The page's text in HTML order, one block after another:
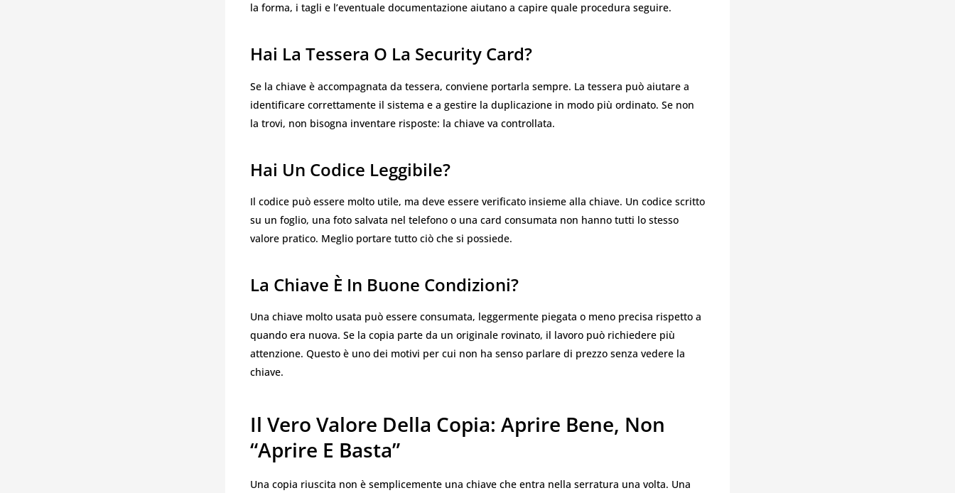
la forma, i tagli e l’eventuale documentazione aiutano a capire quale procedura seguire.
Hai La Tessera O La Security Card?
Se la chiave è accompagnata da tessera, conviene portarla sempre. La tessera può aiutare a
identificare correttamente il sistema e a gestire la duplicazione in modo più ordinato. Se non
la trovi, non bisogna inventare risposte: la chiave va controllata.
Hai Un Codice Leggibile?
Il codice può essere molto utile, ma deve essere verificato insieme alla chiave. Un codice scritto
su un foglio, una foto salvata nel telefono o una card consumata non hanno tutti lo stesso
valore pratico. Meglio portare tutto ciò che si possiede.
La Chiave È In Buone Condizioni?
Una chiave molto usata può essere consumata, leggermente piegata o meno precisa rispetto a
quando era nuova. Se la copia parte da un originale rovinato, il lavoro può richiedere più
attenzione. Questo è uno dei motivi per cui non ha senso parlare di prezzo senza vedere la
chiave.
Il Vero Valore Della Copia: Aprire Bene, Non
“aprire E Basta”
Una copia riuscita non è semplicemente una chiave che entra nella serratura una volta. Una